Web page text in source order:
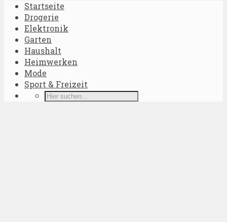
Startseite
Drogerie
Elektronik
Garten
Haushalt
Heimwerken
Mode
Sport & Freizeit